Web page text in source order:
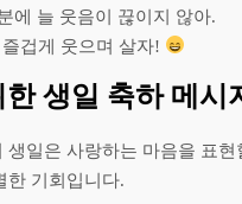
에 늘 웃음이 끊이지 않아.
겁게 웃으며 살자!
생일 축하 메시
생일은 사랑하는 마음을 표현
한 기회입니다.